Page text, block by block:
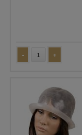
- +